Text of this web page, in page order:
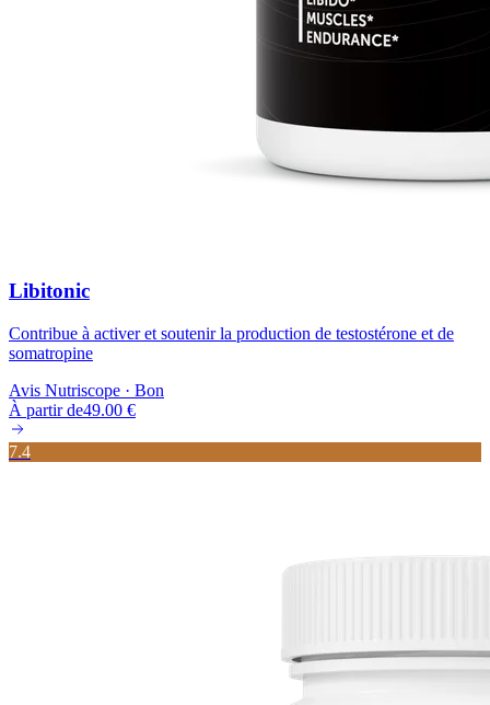
Libitonic
Contribue à activer et soutenir la production de testostérone et de
somatropine
Avis Nutriscope · Bon
À partir de49.00 €
7.4